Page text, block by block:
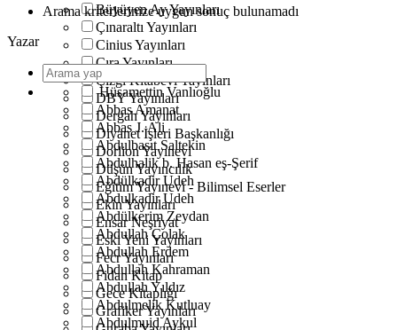
Büyüyen Ay Yayınları
Çınaraltı Yayınları
Cinius Yayınları
Çıra Yayınları
Çizgi Kitabevi Yayınları
DBY Yayınları
Dergah Yayınları
Diyanet İşleri Başkanlığı
Dorlion Yayınevi
Düşün Yayıncılık
Eğitim Yayınevi - Bilimsel Eserler
Ekin Yayınları
Ensar Neşriyat
Eski Yeni Yayınları
Fecr Yayınları
Fidan Kitap
Gece Kitaplığı
Grafiker Yayınları
Arama kriterlerinize uygun sonuç bulunamadı
Yazar
Hüsamettin Vanlıoğlu
Abbas Amanat
Abbas J. Ali
Abdulbasıt Saltekin
Abdulhalik b. Hasan eş-Şerif
Abdülkadir Udeh
Abdulkadir Udeh
Abdülkerim Zeydan
Abdullah Çolak
Abdullah Erdem
Abdullah Kahraman
Abdullah Yıldız
Abdulmelik Kutluay
Abdulmuid Aykul